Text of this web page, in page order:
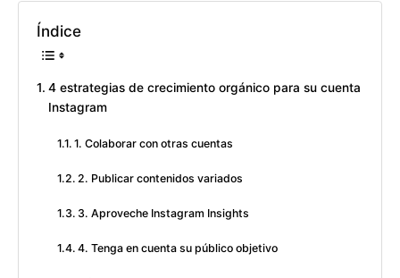
Índice
4 estrategias de crecimiento orgánico para su cuenta
Instagram
1. Colaborar con otras cuentas
2. Publicar contenidos variados
3. Aproveche Instagram Insights
4. Tenga en cuenta su público objetivo